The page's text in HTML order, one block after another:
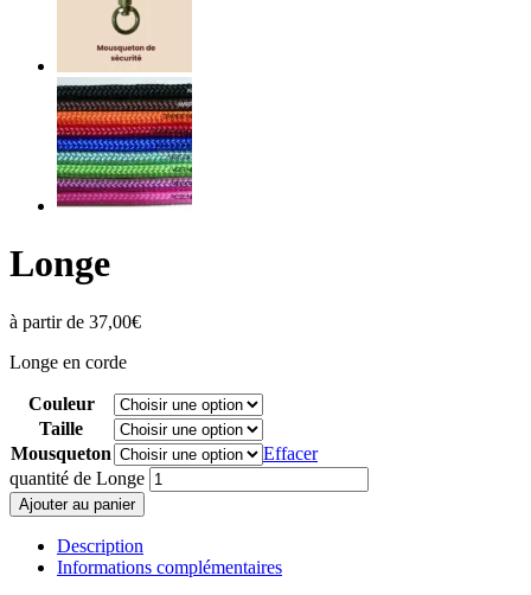
Longe
à partir de 37,00€
Longe en corde
Couleur
Taille
Mousqueton
Effacer
quantité de Longe
Ajouter au panier
Description
Informations complémentaires